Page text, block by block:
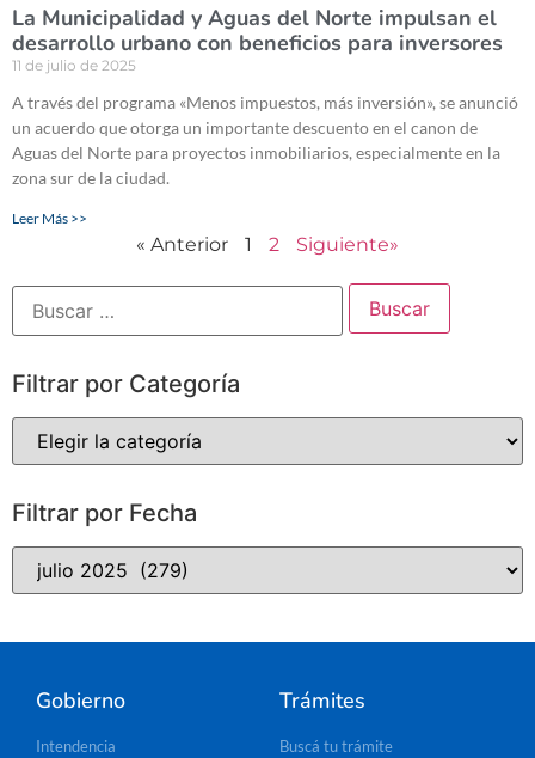
La Municipalidad y Aguas del Norte impulsan el
desarrollo urbano con beneficios para inversores
11 de julio de 2025
A través del programa «Menos impuestos, más inversión», se anunció
un acuerdo que otorga un importante descuento en el canon de
Aguas del Norte para proyectos inmobiliarios, especialmente en la
zona sur de la ciudad.
Leer Más >>
« Anterior 1 2 Siguiente»
Filtrar por Categoría
Filtrar por Fecha
Gobierno
Intendencia
Trámites
Buscá tu trámite